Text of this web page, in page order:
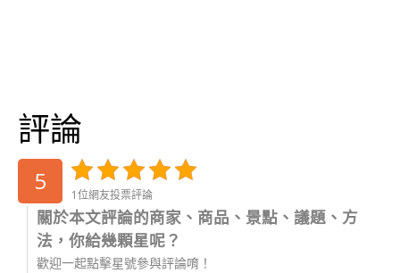
評論
5 1位網友投票評論
關於本文評論的商家、商品、景點、議題、方
法，你給幾顆星呢？
歡迎一起點擊星號參與評論唷！